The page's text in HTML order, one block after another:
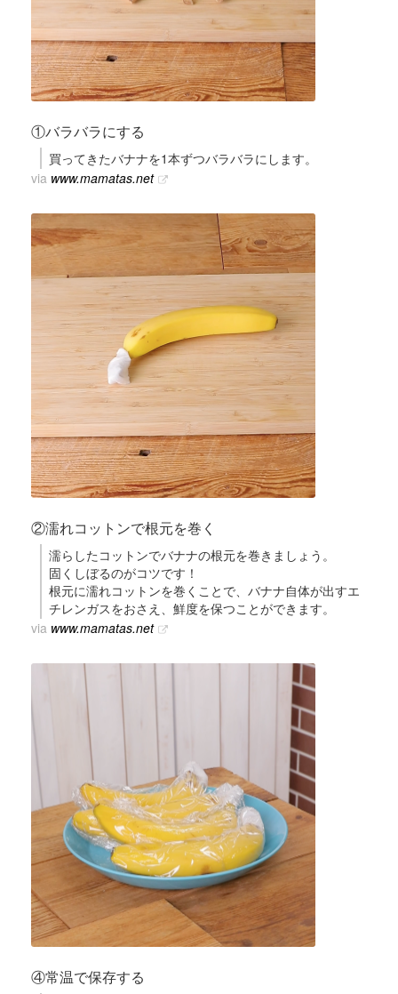
①バラバラにする
買ってきたバナナを1本ずつバラバラにします。
via www.mamatas.net
②濡れコットンで根元を巻く
濡らしたコットンでバナナの根元を巻きましょう。
固くしぼるのがコツです！
根元に濡れコットンを巻くことで、バナナ自体が出すエ
チレンガスをおさえ、鮮度を保つことができます。
via www.mamatas.net
④常温で保存する